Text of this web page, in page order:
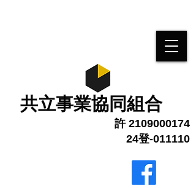
​共立事業協同組合
許 2109000174
24登-011110